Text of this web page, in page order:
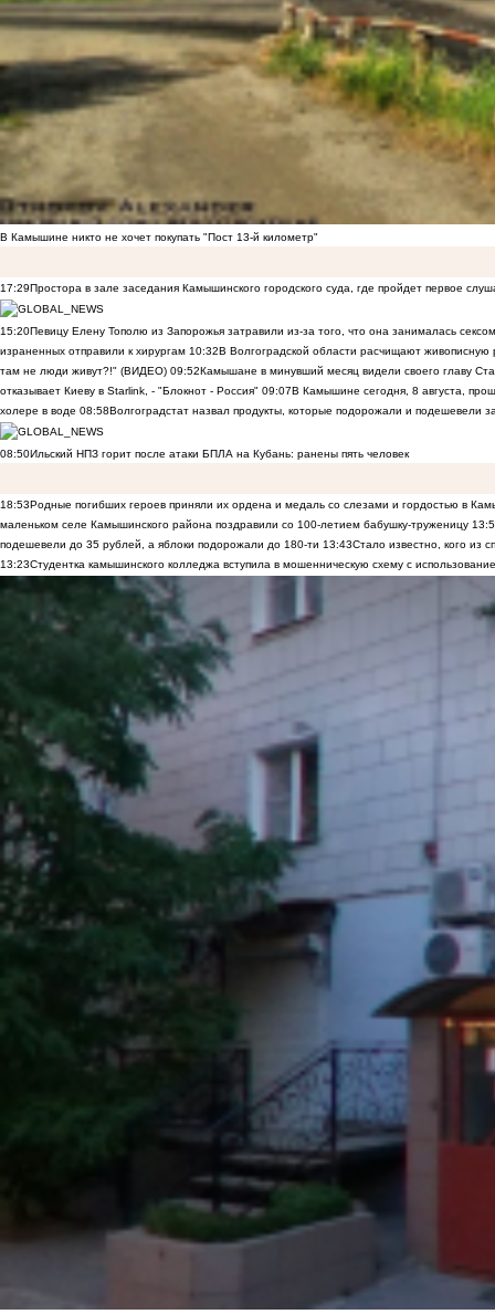
В Камышине никто не хочет покупать "Пост 13-й километр"
17:29Простора в зале заседания Камышинского городского суда, где пройдет первое
15:20Певицу Елену Тополю из Запорожья затравили из-за того, что она занималась
израненных отправили к хирургам 10:32В Волгоградской области расчищают
там не люди живут?!" (ВИДЕО) 09:52Камышане в минувший месяц видели своего главу
отказывает Киеву в Starlink, - "Блокнот - Россия" 09:07В Камышине сегодня, 8 августа,
холере в воде 08:58Волгоградстат назвал продукты, которые подорожали и подешевели
08:50Ильский НПЗ горит после атаки БПЛА на Кубань: ранены пять человек
18:53Родные погибших героев приняли их ордена и медаль со слезами и гордостью в
маленьком селе Камышинского района поздравили со 100-летием бабушку-труженицу
подешевели до 35 рублей, а яблоки подорожали до 180-ти 13:43Стало известно, кого из
13:23Студентка камышинского колледжа вступила в мошенническую схему с